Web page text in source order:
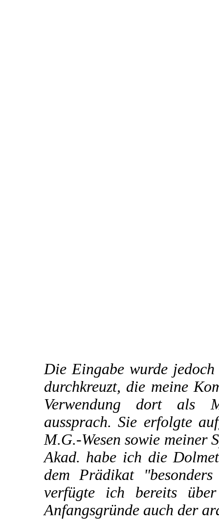
Die Eingabe wurde
durchkreuzt, die meine
Verwendung dort als
aussprach. Sie erfolgte
M.G.-Wesen sowie meiner
Akad. habe ich die
dem Prädikat "besonders
verfügte ich bereits
Anfangsgründe auch der